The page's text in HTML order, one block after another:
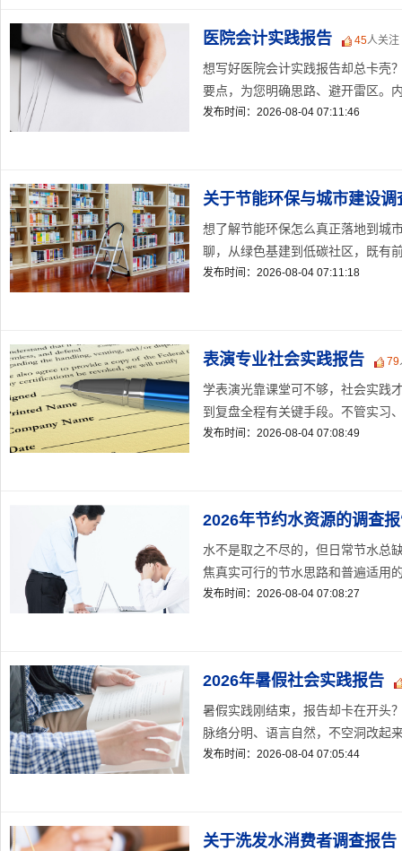
医院会计实践报告 45人关注
想写好医院会计实践报告却总卡壳
要点，为您明确思路、避开雷区。
发布时间：2026-08-04 07:11:46
关于节能环保与城市建设调
想了解节能环保怎么真正落地到城
聊，从绿色基建到低碳社区，既有
发布时间：2026-08-04 07:11:18
表演专业社会实践报告 79
学表演光靠课堂可不够，社会实践
到复盘全程有关键手段。不管实习
发布时间：2026-08-04 07:08:49
2026年节约水资源的调查
水不是取之不尽的，但日常节水总
焦真实可行的节水思路和普遍适用
发布时间：2026-08-04 07:08:27
2026年暑假社会实践报告
暑假实践刚结束，报告却卡在开头
脉络分明、语言自然，不空洞改起
发布时间：2026-08-04 07:05:44
关于洗发水消费者调查报告